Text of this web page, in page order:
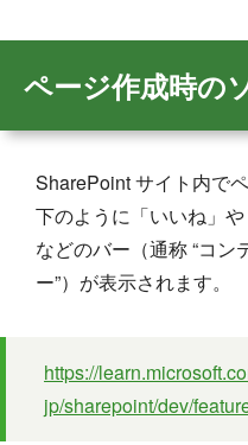
ページ作成時の
SharePoint サイト内で
下のように「いいね」
などのバー（通称 “コン
ー”）が表示されます。
https://
jp/sharepoint/dev/